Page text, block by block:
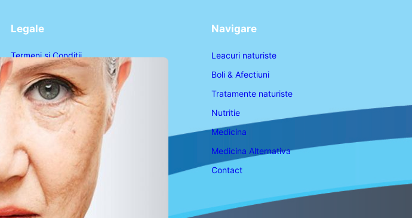
Legale
Termeni și Condiții
Politica de Confidențialitate
Politica de Cookies
Disclaimer
Navigare
Leacuri naturiste
Boli & Afectiuni
Tratamente naturiste
Nutritie
Medicina
Medicina Alternativa
Contact